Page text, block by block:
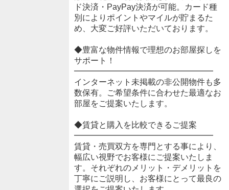
ド決済・PayPay決済が可能。カード種
別によりポイントやマイルが貯まるた
め、大変ご好評いただいております。
◆豊富な物件情報で理想のお部屋探しを
サポート！
━━━━━━━━━━━━━━━━━
インターネット未掲載の非公開物件も多
数保有。ご希望条件に合わせた最適なお
部屋をご提案いたします。
◆賃貸と購入を比較できるご提案
━━━━━━━━━━━━━━━━━
賃貸・売買双方を専門とする事により、
幅広い視野でお客様にご提案いたしま
す。それぞれのメリット・デメリットを
丁寧にご説明し、お客様にとって最良の